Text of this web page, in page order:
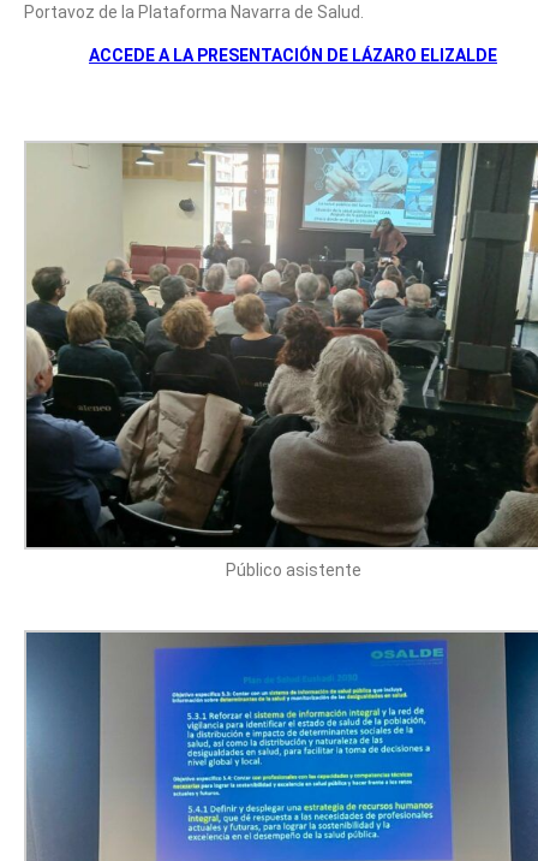
Portavoz de la Plataforma Navarra de Salud.
ACCEDE A LA PRESENTACIÓN DE LÁZARO ELIZALDE
Público asistente